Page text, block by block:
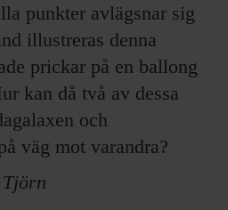
punkter avlägsnar sig
illustreras denna
prickar på en ballong
kan då två av dessa
och
väg mot varandra?